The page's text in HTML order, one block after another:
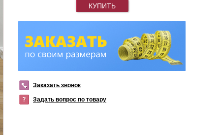
КУПИТЬ
Заказать звонок
Задать вопрос по товару